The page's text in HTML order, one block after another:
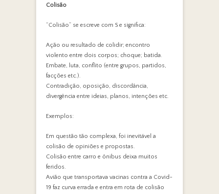
Colisão
“Colisão” se escreve com S e significa:
Ação ou resultado de colidir; encontro
violento entre dois corpos; choque; batida.
Embate, luta, conflito (entre grupos, partidos,
facções etc.).
Contradição, oposição, discordância,
divergência entre ideias, planos, intenções etc.
Exemplos:
Em questão tão complexa, foi inevitável a
colisão de opiniões e propostas.
Colisão entre carro e ônibus deixa muitos
feridos.
Avião que transportava vacinas contra a Covid-
19 faz curva errada e entra em rota de colisão